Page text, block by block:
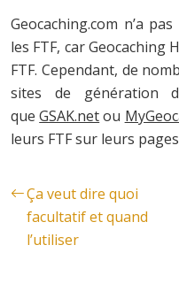
Geocaching.com n’a
les FTF, car Geocaching
FTF. Cependant, de
sites de génération
queGSAK.netou
leurs FTF sur leurs
Ça veut dire quoi
facultatif et quand
l’utiliser